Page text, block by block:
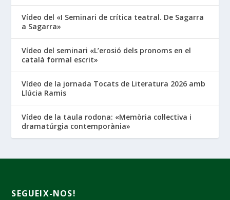
Vídeo del «I Seminari de crítica teatral. De Sagarra
a Sagarra»
Vídeo del seminari «L’erosió dels pronoms en el
català formal escrit»
Vídeo de la jornada Tocats de Literatura 2026 amb
Llúcia Ramis
Vídeo de la taula rodona: «Memòria col·lectiva i
dramatúrgia contemporània»
SEGUEIX-NOS!